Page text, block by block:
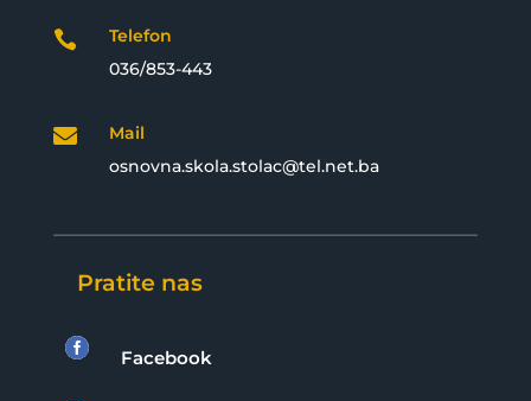

Telefon
036/853-443

Mail
osnovna.skola.stolac@tel.net.ba
Pratite nas
 Facebook